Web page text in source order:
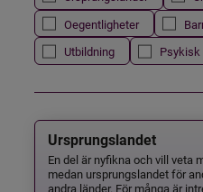
Oegentligheter
Utbildning
Psykisk
Ursprungslandet
En del är nyfikna och vill veta
medan ursprungslandet för
andra länder. För många är